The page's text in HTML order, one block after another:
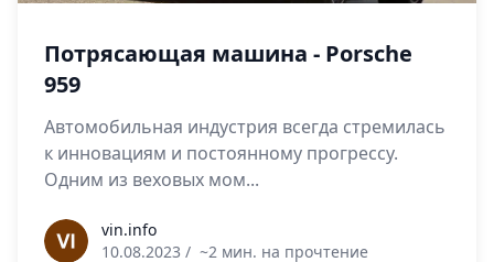
Потрясающая машина - Porsche
959
Автомобильная индустрия всегда стремилась
к инновациям и постоянному прогрессу.
Одним из веховых мом...
vin.infovin.info
10.08.2023 / ~2 мин. на прочтение